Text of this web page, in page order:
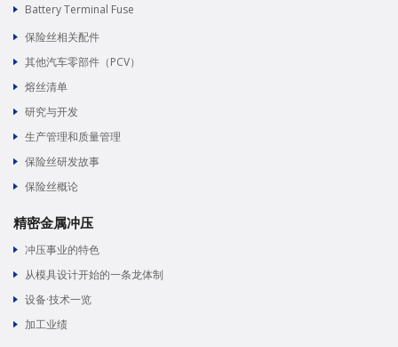
Battery Terminal Fuse
保险丝相关配件
其他汽车零部件（PCV）
熔丝清单
研究与开发
生产管理和质量管理
保险丝研发故事
保险丝概论
精密金属冲压
冲压事业的特色
从模具设计开始的一条龙体制
设备·技术一览
加工业绩